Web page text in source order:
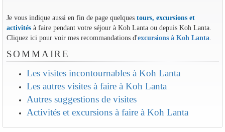
Je vous indique aussi en fin de page quelques tours, excursions et
activitésà faire pendant votre séjour à Koh Lanta ou depuis Koh Lanta.
Cliquez ici pour voir mes recommandations d'excursions à Koh Lanta.
SOMMAIRE
Les visites incontournables à Koh Lanta
Les autres visites à faire à Koh Lanta
Autres suggestions de visites
Activités et excursions à faire à Koh Lanta